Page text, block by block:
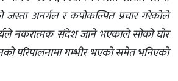
जस्ता अनर्गल र कपोकल्पित प्रचार गरेकोले
नकरात्मक संदेश जाने भएकाले सोको घोर
परिपालनामा गम्भीर भएको समेत भनिएको